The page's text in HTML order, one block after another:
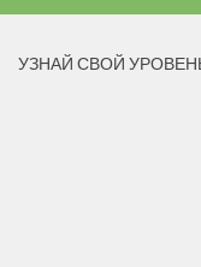
УЗНАЙ СВОЙ